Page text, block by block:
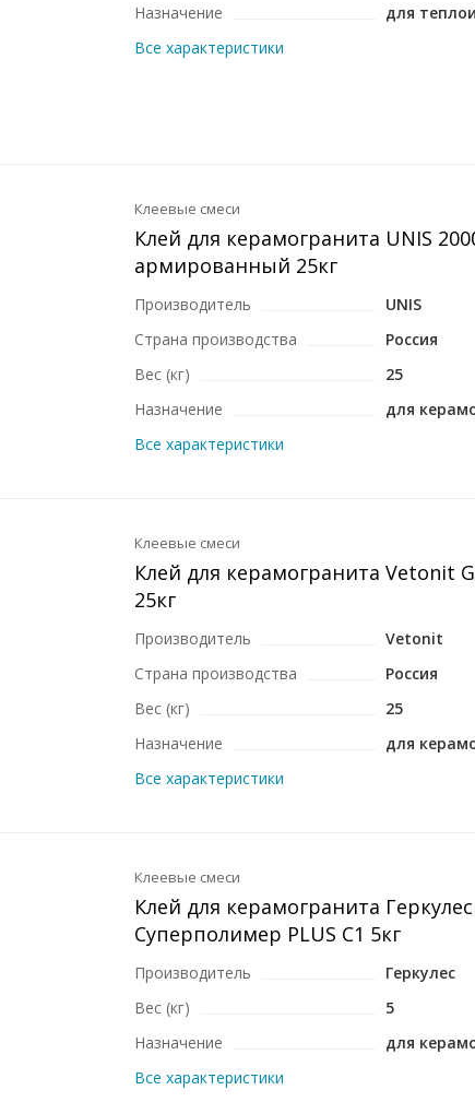
Назначение
для
Все характеристики
Клеевые смеси
Клей для керамогранита UNIS
армированный 25кг
Производитель
UNIS
Страна производства
Россия
Вес (кг)
25
Назначение
для
Все характеристики
Клеевые смеси
Клей для керамогранита Vetonit
25кг
Производитель
Vetonit
Страна производства
Россия
Вес (кг)
25
Назначение
для
Все характеристики
Клеевые смеси
Клей для керамогранита Геркулес
Суперполимер PLUS C1 5кг
Производитель
Геркулес
Вес (кг)
5
Назначение
для
Все характеристики